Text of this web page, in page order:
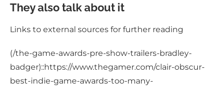
They also talk about it
Links to external sources for further reading
(/the-game-awards-pre-show-trailers-bradley-
badger)::https://www.thegamer.com/clair-obscur-
best-indie-game-awards-too-many-